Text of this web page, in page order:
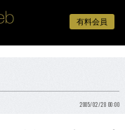
有料会員
2005/02/28 00:00